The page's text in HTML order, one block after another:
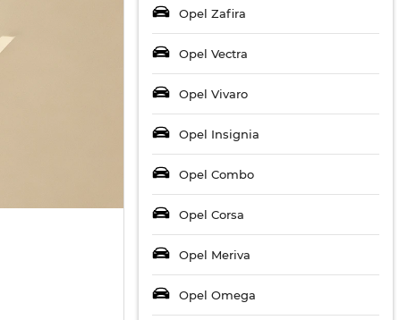
Opel Zafira
Opel Vectra
Opel Vivaro
Opel Insignia
Opel Combo
Opel Corsa
Opel Meriva
Opel Omega